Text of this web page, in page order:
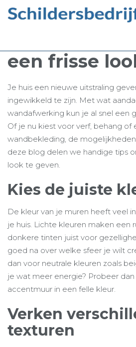
Ga terug naar het overzicht
vernieuwen:
een frisse
Je huis een nieuwe uitstraling
ingewikkeld te zijn. Met wat
wandafwerking kun je al snel een
Of je nu kiest voor verf, behang of
wandbekleding, de
deze blog delen we handige tips
look te geven.
Kies de juiste
De kleur van je muren heeft veel
je huis. Lichte kleuren maken een
donkere tinten juist voor
goed na over welke sfeer je wilt
dan voor neutrale kleuren zoals
je wat meer energie? Probeer
accentmuur in een felle kleur.
Verken
texturen